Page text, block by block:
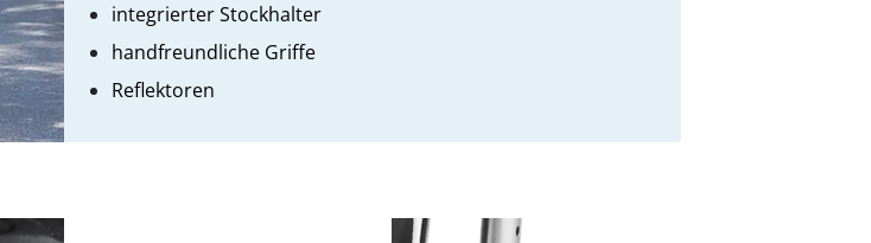
integrierter Stockhalter
handfreundliche Griffe
Reflektoren